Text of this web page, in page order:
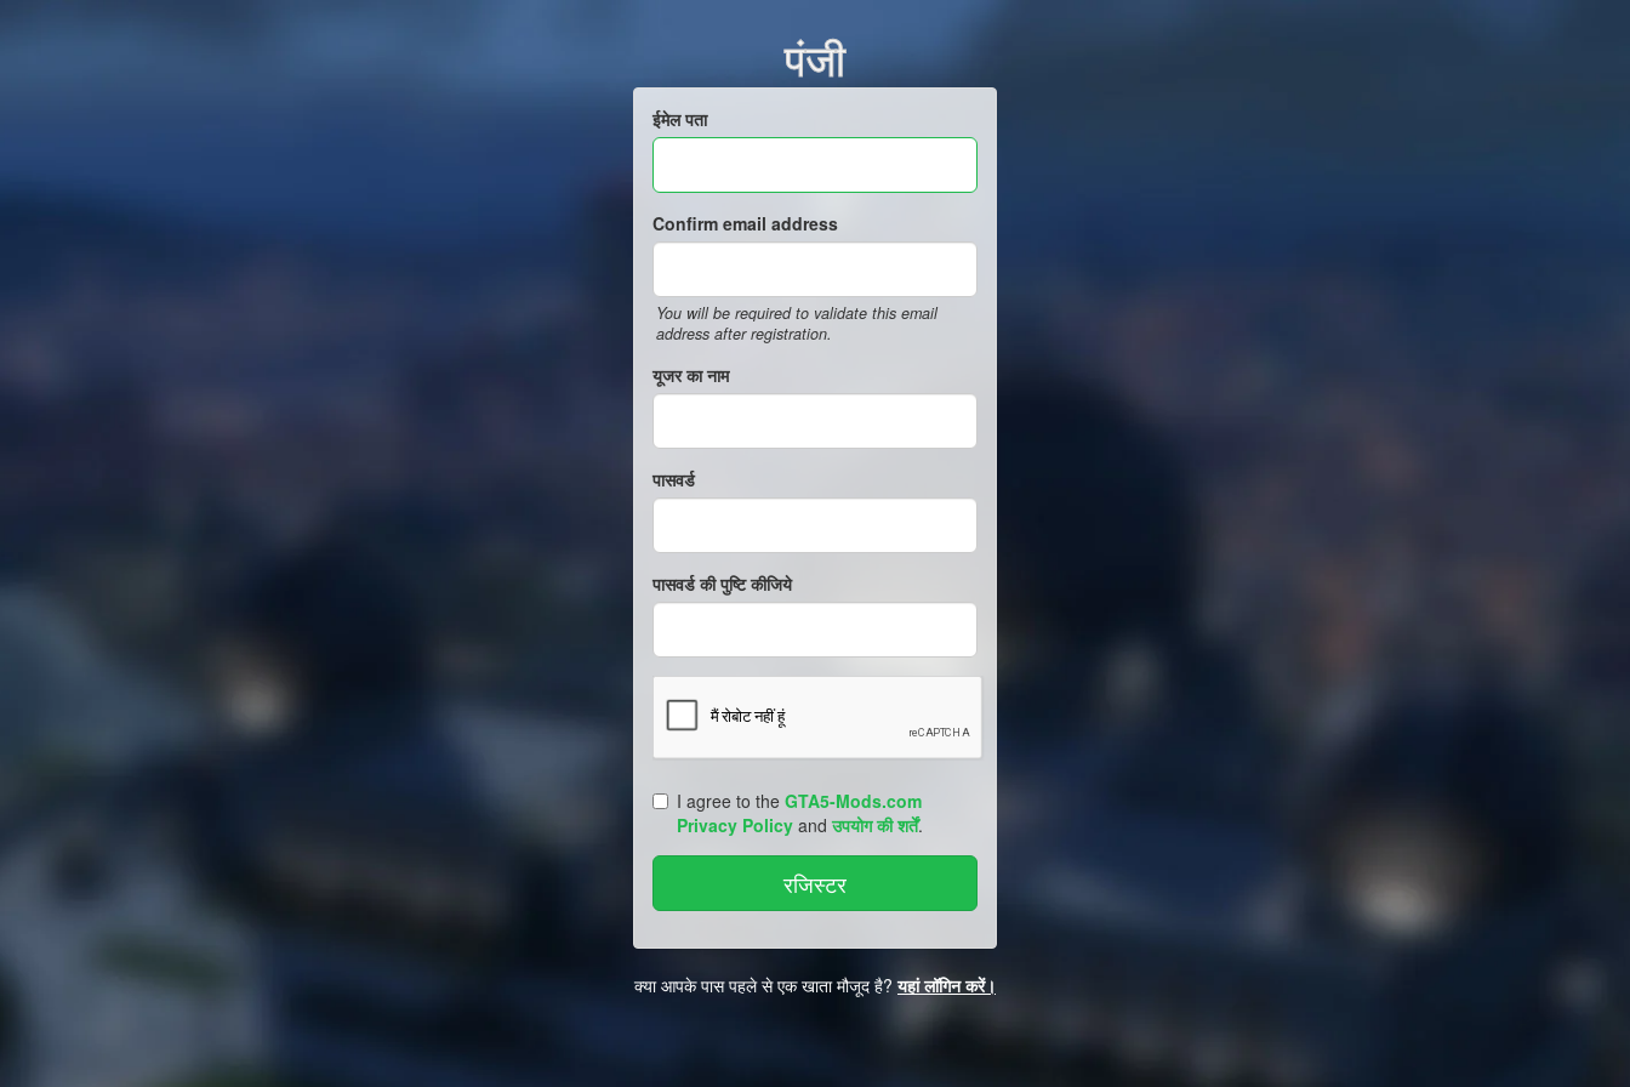
पंजी
ईमेल पता
Confirm email address
You will be required to validate this email
address after registration.
यूजर का नाम
पासवर्ड
पासवर्ड की पुष्टि कीजिये
I agree to the GTA5-Mods.com
Privacy Policy andउपयोग की शर्तें.
क्या आपके पास पहले से एक खाता मौजूद है?यहां लॉगिन करें।